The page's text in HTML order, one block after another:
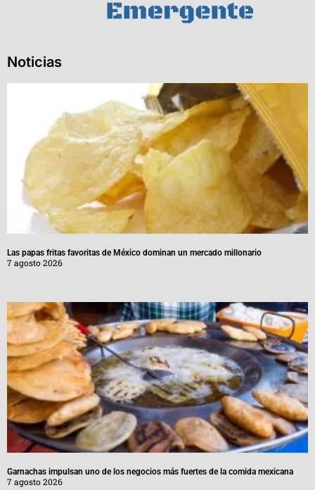
Noticias
Las papas fritas favoritas de México dominan un mercado millonario
7 agosto 2026
Garnachas impulsan uno de los negocios más fuertes de la comida mexicana
7 agosto 2026